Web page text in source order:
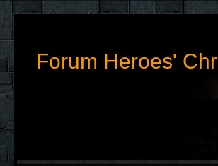
Forum Heroes'